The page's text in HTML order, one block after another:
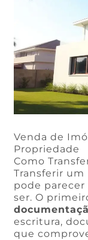
Venda de
Propriedade
Como
Transferir
pode parecer
ser. O
escritura,
que